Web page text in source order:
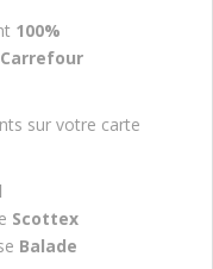
100%
Carrefour
sur votre carte
Scottex
Balade